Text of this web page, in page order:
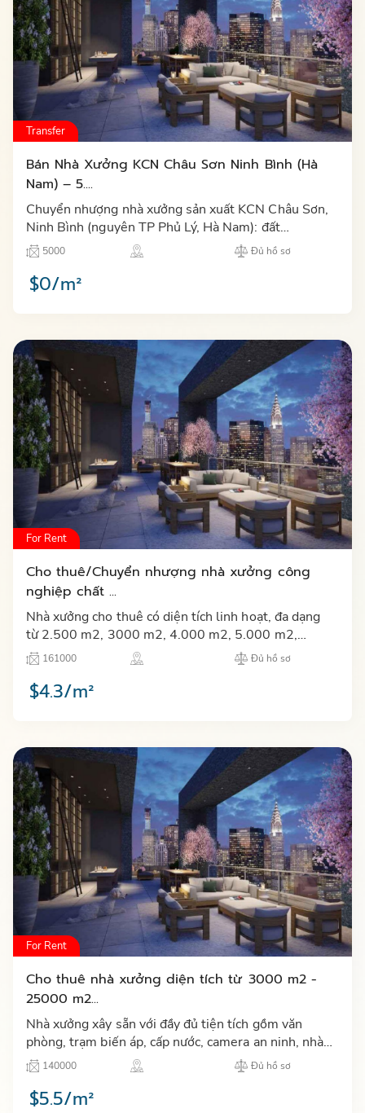
Transfer
Bán Nhà Xưởng KCN Châu Sơn Ninh Bình (Hà
Nam) – 5....
Chuyển nhượng nhà xưởng sản xuất KCN Châu Sơn,
Ninh Bình (nguyên TP Phủ Lý, Hà Nam): đất
5.000m², sàn 3.771m², hoàn công 2024–2025, sổ
hồng và hồ sơ pháp lý đầy…
5000 Đủ hồ sơ
$0/m²
For Rent
Cho thuê/Chuyển nhượng nhà xưởng công
nghiệp chất ...
Nhà xưởng cho thuê có diện tích linh hoạt, đa dạng
từ 2.500 m2, 3000 m2, 4.000 m2, 5.000 m2,
8.000 m2, 10.000 m2 xây sẵn, đầy đủ tiện ích, văn
phòng và hệ thống…
161000 Đủ hồ sơ
$4.3/m²
For Rent
Cho thuê nhà xưởng diện tích từ 3000 m2 -
25000 m2...
Nhà xưởng xây sẵn với đầy đủ tiện tích gồm văn
phòng, trạm biến áp, cấp nước, camera an ninh, nhà
ăn, khu tập thể thao, hệ thống internet, nhà để xe,
PCCC tự độ…
140000 Đủ hồ sơ
$5.5/m²